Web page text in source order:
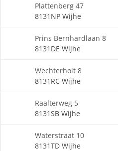
Plattenberg 47
8131NP Wijhe
Prins Bernhardlaan 8
8131DE Wijhe
Wechterholt 8
8131RC Wijhe
Raalterweg 5
8131SB Wijhe
Waterstraat 10
8131TD Wijhe